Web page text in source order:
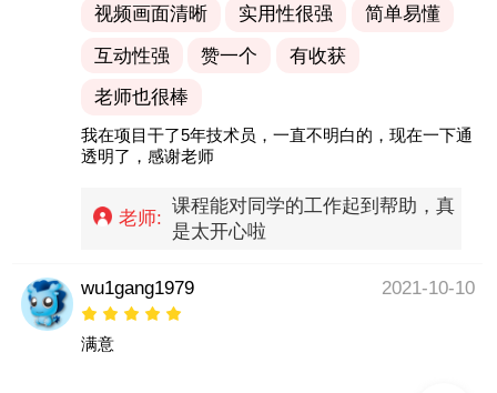
视频画面清晰 实用性很强
简单易懂
互动性强
赞一个
有收获
老师也很棒
我在项目干了5年技术员，一直不明白的，现在一下通
透明了，感谢老师
老师:
课程能对同学的工作起到帮助，真
是太开心啦
wu1gang1979 2021-10-10
满意